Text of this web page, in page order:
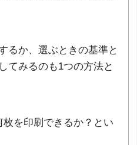
るか、選ぶときの基準と
てみるのも1つの方法と
を印刷できるか？とい